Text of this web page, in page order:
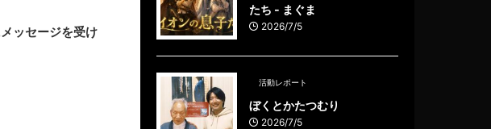
ッセージを受け
たち - まぐま
2026/7/5
活動レポート
ぼくとかたつむり
2026/7/5